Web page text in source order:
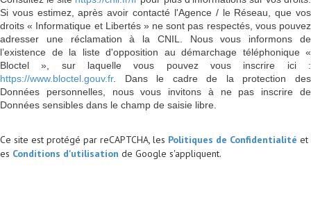
Si vous estimez, après avoir contacté l'Agence / le Réseau, que vos
droits « Informatique et Libertés » ne sont pas respectés, vous pouvez
adresser une réclamation à la CNIL. Nous vous informons de
l’existence de la liste d'opposition au démarchage téléphonique «
Bloctel », sur laquelle vous pouvez vous inscrire ici :
https://www.bloctel.gouv.fr. Dans le cadre de la protection des
Données personnelles, nous vous invitons à ne pas inscrire de
Données sensibles dans le champ de saisie libre.
Ce site est protégé par reCAPTCHA, les Politiques de Confidentialité et
es Conditions d'utilisation de Google s'appliquent.